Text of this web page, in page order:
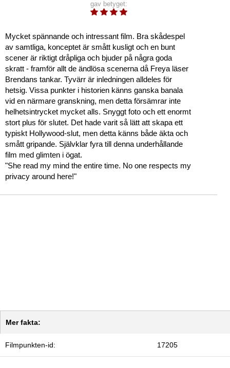
gav betyget:
Mycket spännande och intressant film. Bra skådespel
av samtliga, konceptet är smått kusligt och en bunt
scener är riktigt dråpliga och bjuder på några goda
skratt - framför allt de ändlösa scenerna då Freya läser
Brendans tankar. Tyvärr är inledningen alldeles för
hetsig. Vissa punkter i historien känns ganska banala
vid en närmare granskning, men detta försämrar inte
helhetsintrycket mycket alls. Snyggt foto och ett enormt
stort plus för slutet. Det hade varit så lätt att skapa ett
typiskt Hollywood-slut, men detta känns både äkta och
smått gripande. Självklar fyra till denna underhållande
film med glimten i ögat.
"She read my mind the entire time. No one respects my
privacy around here!"
Mer fakta:
Filmpunkten-id: 17205